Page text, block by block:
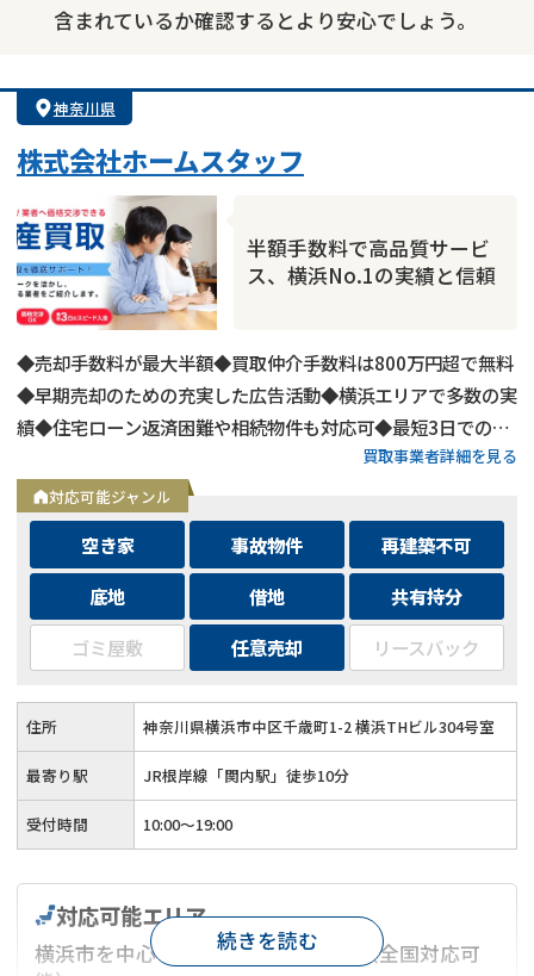
含まれているか確認するとより安心でしょう。
神奈川県
株式会社ホームスタッフ
半額手数料で高品質サービ
ス、横浜No.1の実績と信頼
◆売却手数料が最大半額◆買取仲介手数料は800万円超で無料
◆早期売却のための充実した広告活動◆横浜エリアで多数の実
績◆住宅ローン返済困難や相続物件も対応可◆最短3日での売
却も可能◆プロフェッショナルによる徹底サポート買取事業者詳細を見る
対応可能ジャンル
空き家 事故物件
再建築不可
底地
借地
共有持分
ゴミ屋敷
任意売却 リースバック
住所 神奈川県横浜市中区千歳町1-2 横浜THビル304号室
最寄り駅 JR根岸線「関内駅」徒歩10分
受付時間 10:00～19:00
対応可能エリア
横浜市を中心とした神奈川県エリア（全国対応可
続きを読む